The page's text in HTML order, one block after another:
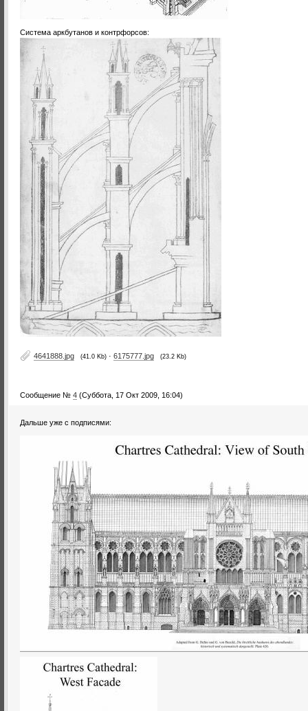
Система аркбутанов и контрфорсов:
4641888.jpg (41.0 Kb) · 6175777.jpg (23.2 Kb)
Сообщение № 4 (Суббота, 17 Окт 2009, 16:04)
Дальше уже с подписями: